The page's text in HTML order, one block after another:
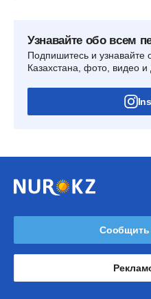
Узнавайте обо всем
Подпишитесь и узнавайте
Казахстана, фото, видео и
Сообщить